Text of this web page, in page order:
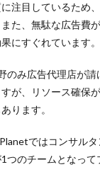
注目しているため
た、無駄な広告費
にすぐれています。
のみ広告代理店が
が、リソース確保
ります。
ではコンサル
1つのチームとなっ